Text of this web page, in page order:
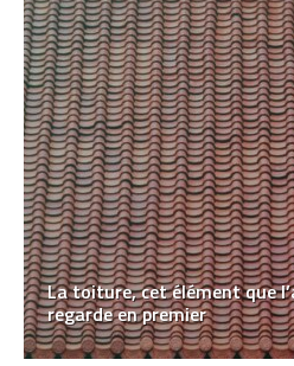
La toiture, cet élément que
regarde en premier